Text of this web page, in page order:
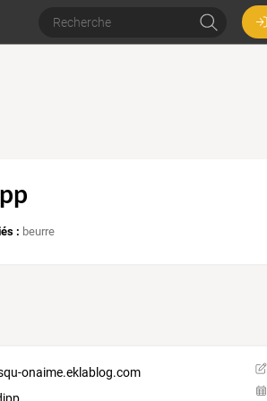
: beurre
onaime.eklablog.com